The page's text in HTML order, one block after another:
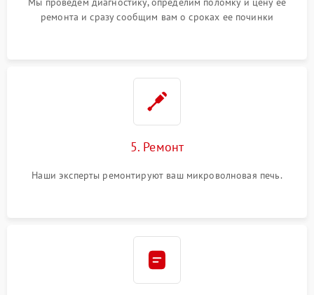
ремонта и сразу сообщим вам о сроках ее починки
5. Ремонт
Наши эксперты ремонтируют ваш микроволновая печь.